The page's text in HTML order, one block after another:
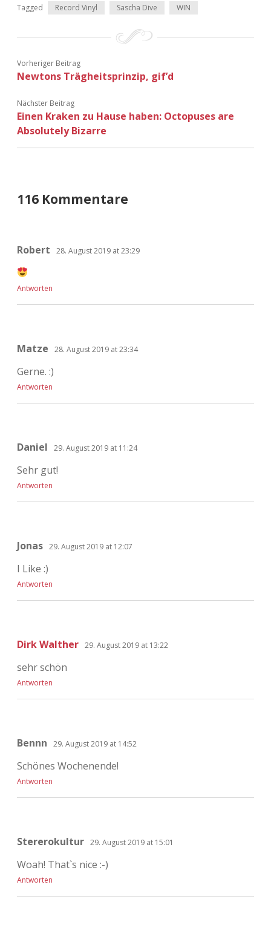
Tagged Record Vinyl Sascha Dive WIN
Vorheriger Beitrag
Newtons Trägheitsprinzip, gif’d
Nächster Beitrag
Einen Kraken zu Hause haben: Octopuses are
Absolutely Bizarre
116 Kommentare
Robert 28. August 2019 at 23:29
Antworten
Matze 28. August 2019 at 23:34
Gerne. :)
Antworten
Daniel 29. August 2019 at 11:24
Sehr gut!
Antworten
Jonas 29. August 2019 at 12:07
I Like :)
Antworten
Dirk Walther 29. August 2019 at 13:22
sehr schön
Antworten
Bennn 29. August 2019 at 14:52
Schönes Wochenende!
Antworten
Stererokultur 29. August 2019 at 15:01
Woah! That`s nice :-)
Antworten